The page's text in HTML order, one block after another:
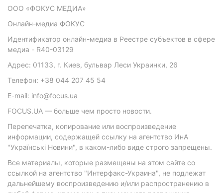
ООО «ФОКУС МЕДИА»
Онлайн-медиа ФОКУС
Идентификатор онлайн-медиа в Реестре субъектов в сфере
медиа - R40-03129
Адрес: 01133, г. Киев, бульвар Леси Украинки, 26
Телефон: +38 044 207 45 54
E-mail: info@focus.ua
FOCUS.UA — больше чем просто новости.
Перепечатка, копирование или воспроизведение
информации, содержащей ссылку на агентство ИнА
"Українські Новини", в каком-либо виде строго запрещены.
Все материалы, которые размещены на этом сайте со
ссылкой на агентство "Интерфакс-Украина", не подлежат
дальнейшему воспроизведению и/или распространению в